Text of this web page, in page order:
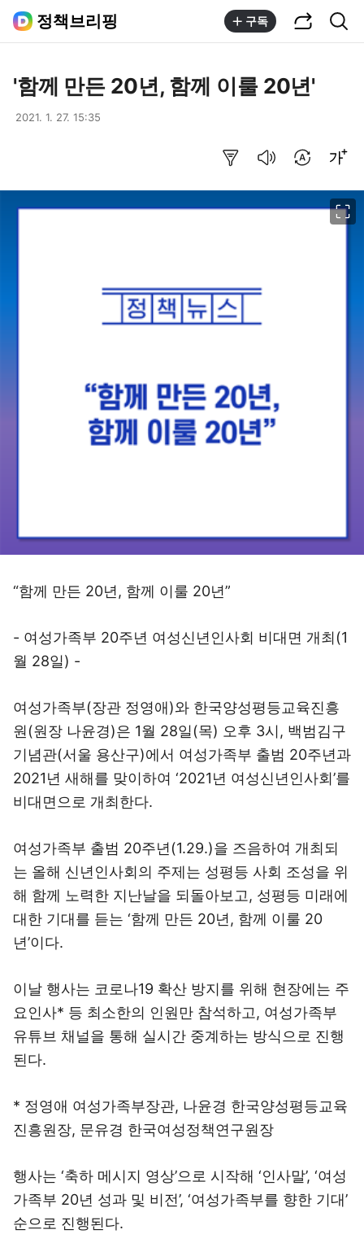
정책브리핑 구독
'함께 만든 20년, 함께 이룰 20년'
2021. 1. 27. 15:35
“함께 만든 20년, 함께 이룰 20년”
- 여성가족부 20주년 여성신년인사회 비대면 개최(1
월 28일) -
여성가족부(장관 정영애)와 한국양성평등교육진흥
원(원장 나윤경)은 1월 28일(목) 오후 3시, 백범김구
기념관(서울 용산구)에서 여성가족부 출범 20주년과
2021년 새해를 맞이하여 ‘2021년 여성신년인사회’를
비대면으로 개최한다.
여성가족부 출범 20주년(1.29.)을 즈음하여 개최되
는 올해 신년인사회의 주제는 성평등 사회 조성을 위
해 함께 노력한 지난날을 되돌아보고, 성평등 미래에
대한 기대를 듣는 ‘함께 만든 20년, 함께 이룰 20
년’이다.
이날 행사는 코로나19 확산 방지를 위해 현장에는 주
요인사* 등 최소한의 인원만 참석하고, 여성가족부
유튜브 채널을 통해 실시간 중계하는 방식으로 진행
된다.
* 정영애 여성가족부장관, 나윤경 한국양성평등교육
진흥원장, 문유경 한국여성정책연구원장
행사는 ‘축하 메시지 영상’으로 시작해 ‘인사말’, ‘여성
가족부 20년 성과 및 비전’, ‘여성가족부를 향한 기대’
순으로 진행된다.